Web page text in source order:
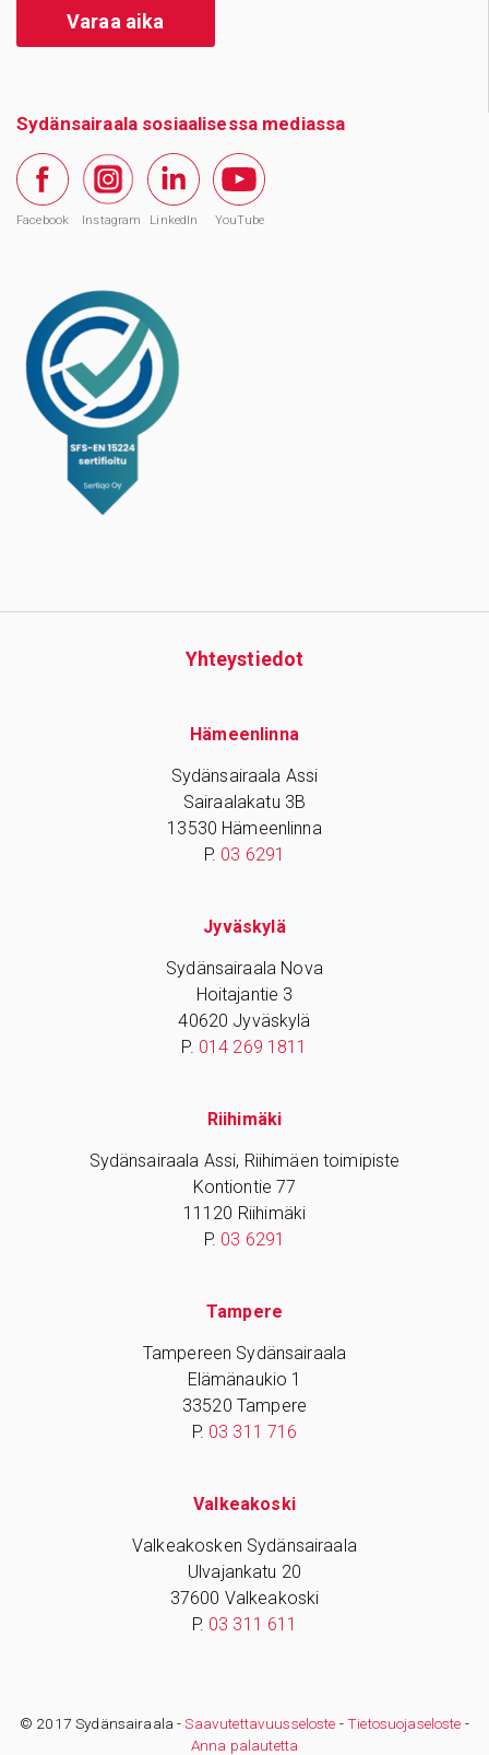
Varaa aika
Sydänsairaala sosiaalisessa mediassa
Facebook Instagram LinkedIn YouTube
Yhteys­tiedot
Hämeenlinna
Sydänsairaala Assi
Sairaalakatu 3B
13530 Hämeenlinna
P. 03 6291
Jyväskylä
Sydänsairaala Nova
Hoitajantie 3
40620 Jyväskylä
P. 014 269 1811
Riihimäki
Sydänsairaala Assi, Riihimäen toimipiste
Kontiontie 77
11120 Riihimäki
P. 03 6291
Tampere
Tampereen Sydänsairaala
Elämänaukio 1
33520 Tampere
P. 03 311 716
Valkeakoski
Valkeakosken Sydänsairaala
Ulvajankatu 20
37600 Valkeakoski
P. 03 311 611
© 2017 Sydänsairaala -Saavutettavuusseloste -Tietosuojaseloste -
Anna palautetta